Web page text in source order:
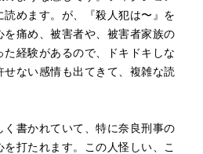
1,000人を超えるという。それを
られない。
も詐欺行為も物語ではなく現実に
しい。ただそう思うことしかでき
読めます。が、『殺人犯は〜』を
痛め、被害者や、被害者家族の
経験があるので、ドキドキしな
ない感情も出てきて、複雑な読
書かれていて、特に奈良刑事の
を打たれます。この人怪しい、こ